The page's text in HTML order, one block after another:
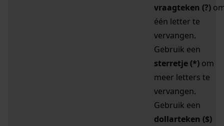
vraagteken (?)
één letter te
vervangen.
Gebruik een
sterretje (*) om
meer letters te
vervangen.
Gebruik een
dollarteken ($)